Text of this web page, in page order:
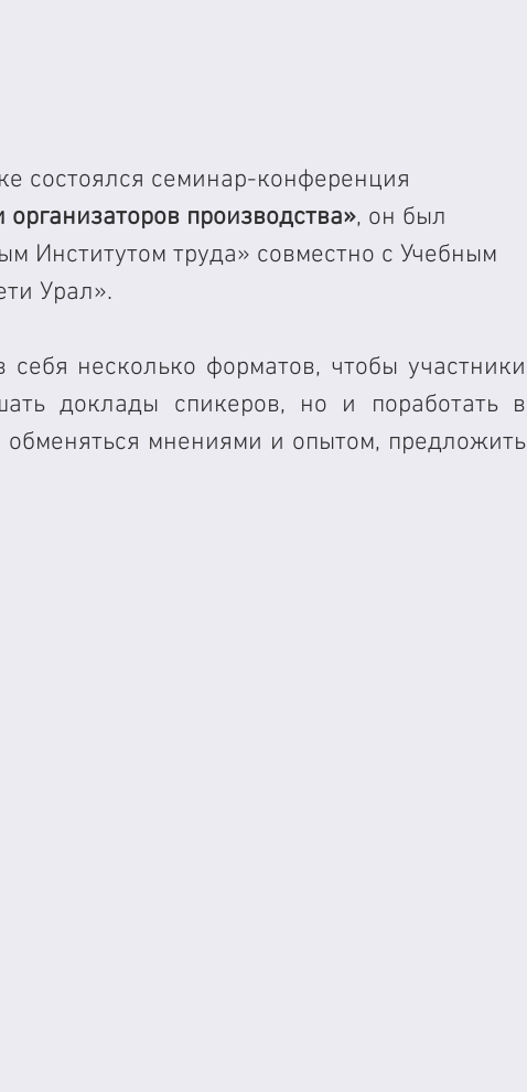
состоялся семинар-конференция
производства», он был
Институтом труда» совместно с Учебным
Урал».
несколько форматов, чтобы участники
доклады спикеров, но и поработать в
мнениями и опытом, предложить